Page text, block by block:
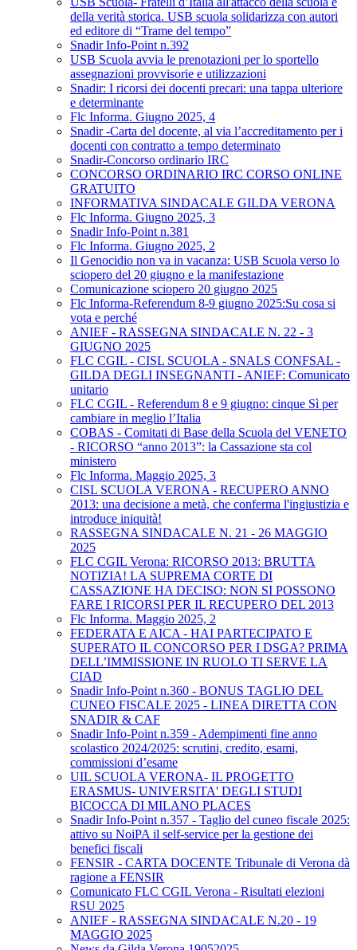
della verità storica. USB scuola solidarizza con autori
ed editore di “Trame del tempo”
Snadir Info-Point n.392
USB Scuola avvia le prenotazioni per lo sportello
assegnazioni provvisorie e utilizzazioni
Snadir: I ricorsi dei docenti precari: una tappa ulteriore
e determinante
Flc Informa. Giugno 2025, 4
Snadir -Carta del docente, al via l’accreditamento per i
docenti con contratto a tempo determinato
Snadir-Concorso ordinario IRC
CONCORSO ORDINARIO IRC CORSO ONLINE
GRATUITO
INFORMATIVA SINDACALE GILDA VERONA
Flc Informa. Giugno 2025, 3
Snadir Info-Point n.381
Flc Informa. Giugno 2025, 2
Il Genocidio non va in vacanza: USB Scuola verso lo
sciopero del 20 giugno e la manifestazione
Comunicazione sciopero 20 giugno 2025
Flc Informa-Referendum 8-9 giugno 2025:Su cosa si
vota e perché
ANIEF - RASSEGNA SINDACALE N. 22 - 3
GIUGNO 2025
FLC CGIL - CISL SCUOLA - SNALS CONFSAL -
GILDA DEGLI INSEGNANTI - ANIEF: Comunicato
unitario
FLC CGIL - Referendum 8 e 9 giugno: cinque Sì per
cambiare in meglio l’Italia
COBAS - Comitati di Base della Scuola del VENETO
- RICORSO “anno 2013”: la Cassazione sta col
ministero
Flc Informa. Maggio 2025, 3
CISL SCUOLA VERONA - RECUPERO ANNO
2013: una decisione a metà, che conferma l'ingiustizia e
introduce iniquità!
RASSEGNA SINDACALE N. 21 - 26 MAGGIO
2025
FLC CGIL Verona: RICORSO 2013: BRUTTA
NOTIZIA! LA SUPREMA CORTE DI
CASSAZIONE HA DECISO: NON SI POSSONO
FARE I RICORSI PER IL RECUPERO DEL 2013
Flc Informa. Maggio 2025, 2
FEDERATA E AICA - HAI PARTECIPATO E
SUPERATO IL CONCORSO PER I DSGA? PRIMA
DELL’IMMISSIONE IN RUOLO TI SERVE LA
CIAD
Snadir Info-Point n.360 - BONUS TAGLIO DEL
CUNEO FISCALE 2025 - LINEA DIRETTA CON
SNADIR & CAF
Snadir Info-Point n.359 - Adempimenti fine anno
scolastico 2024/2025: scrutini, credito, esami,
commissioni d’esame
UIL SCUOLA VERONA- IL PROGETTO
ERASMUS- UNIVERSITA' DEGLI STUDI
BICOCCA DI MILANO PLACES
Snadir Info-Point n.357 - Taglio del cuneo fiscale 2025:
attivo su NoiPA il self-service per la gestione dei
benefici fiscali
FENSIR - CARTA DOCENTE Tribunale di Verona dà
ragione a FENSIR
Comunicato FLC CGIL Verona - Risultati elezioni
RSU 2025
ANIEF - RASSEGNA SINDACALE N.20 - 19
MAGGIO 2025